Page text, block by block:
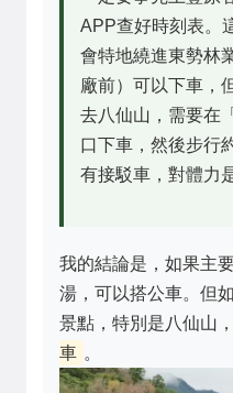
APP查好時刻表。
會特地繞進東勢林
廠前）可以下車，
去八仙山，需要在
口下車，然後步行
有接駁車，對體力
我的結論是，如果主
湯，可以搭公車。但
景點，特別是八仙山，
車 。